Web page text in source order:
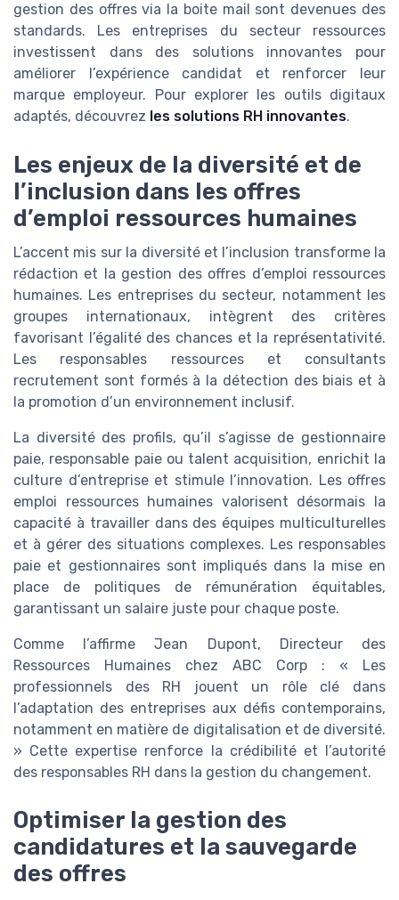
gestion des offres via la boite mail sont devenues des
standards. Les entreprises du secteur ressources
investissent dans des solutions innovantes pour
améliorer l’expérience candidat et renforcer leur
marque employeur. Pour explorer les outils digitaux
adaptés, découvrez les solutions RH innovantes.
Les enjeux de la diversité et de
l’inclusion dans les offres
d’emploi ressources humaines
L’accent mis sur la diversité et l’inclusion transforme la
rédaction et la gestion des offres d’emploi ressources
humaines. Les entreprises du secteur, notamment les
groupes internationaux, intègrent des critères
favorisant l’égalité des chances et la représentativité.
Les responsables ressources et consultants
recrutement sont formés à la détection des biais et à
la promotion d’un environnement inclusif.
La diversité des profils, qu’il s’agisse de gestionnaire
paie, responsable paie ou talent acquisition, enrichit la
culture d’entreprise et stimule l’innovation. Les offres
emploi ressources humaines valorisent désormais la
capacité à travailler dans des équipes multiculturelles
et à gérer des situations complexes. Les responsables
paie et gestionnaires sont impliqués dans la mise en
place de politiques de rémunération équitables,
garantissant un salaire juste pour chaque poste.
Comme l’affirme Jean Dupont, Directeur des
Ressources Humaines chez ABC Corp : « Les
professionnels des RH jouent un rôle clé dans
l’adaptation des entreprises aux défis contemporains,
notamment en matière de digitalisation et de diversité.
» Cette expertise renforce la crédibilité et l’autorité
des responsables RH dans la gestion du changement.
Optimiser la gestion des
candidatures et la sauvegarde
des offres